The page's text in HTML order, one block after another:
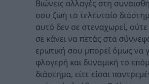
Βιώνεις αλλαγές στη
σου ζωή το τελευταίο
αυτό δεν σε στεναχωρεί,
σε κάνει να πετάς στα
ερωτική σου μπορεί όμως να
φλογερή και δυναμική το
διάστημα, είτε είσαι